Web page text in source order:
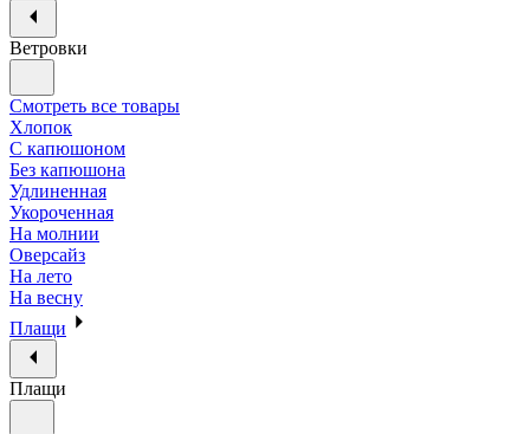
Ветровки
Смотреть все товары
Хлопок
С капюшоном
Без капюшона
Удлиненная
Укороченная
На молнии
Оверсайз
На лето
На весну
Плащи
Плащи